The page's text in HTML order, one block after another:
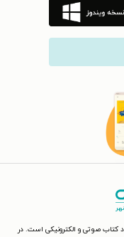
کتاب صوتی و الکترونیکی است. در